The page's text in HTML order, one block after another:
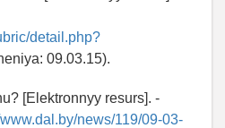
detail.php?
09.03.15).
[Elektronnyy resurs]. -
news/119/09-03-